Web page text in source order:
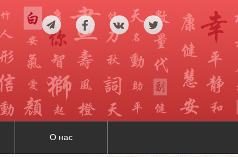
О нас